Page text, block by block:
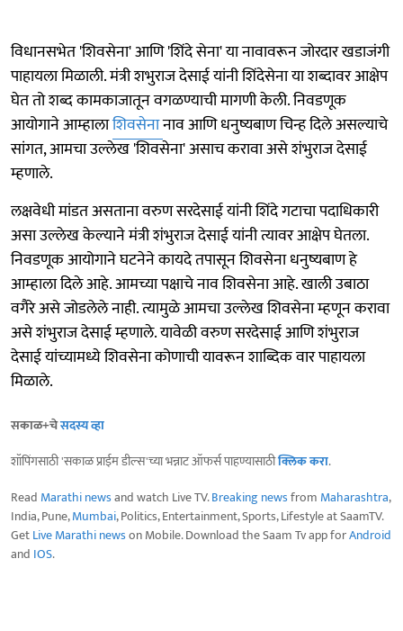
विधानसभेत 'शिवसेना' आणि 'शिंदे सेना' या नावावरून जोरदार खडाजंगी
पाहायला मिळाली. मंत्री शभुराज देसाई यांनी शिंदेसेना या शब्दावर आक्षेप
घेत तो शब्द कामकाजातून वगळण्याची मागणी केली. निवडणूक
आयोगाने आम्हालाशिवसेनानाव आणि धनुष्यबाण चिन्ह दिले असल्याचे
सांगत, आमचा उल्लेख 'शिवसेना' असाच करावा असे शंभुराज देसाई
म्हणाले.
लक्षवेधी मांडत असताना वरुण सरदेसाई यांनी शिंदे गटाचा पदाधिकारी
असा उल्लेख केल्याने मंत्री शंभुराज देसाई यांनी त्यावर आक्षेप घेतला.
निवडणूक आयोगाने घटनेने कायदे तपासून शिवसेना धनुष्यबाण हे
आम्हाला दिले आहे. आमच्या पक्षाचे नाव शिवसेना आहे. खाली उबाठा
वगैरे असे जोडलेले नाही. त्यामुळे आमचा उल्लेख शिवसेना म्हणून करावा
असे शंभुराज देसाई म्हणाले. यावेळी वरुण सरदेसाई आणि शंभुराज
देसाई यांच्यामध्ये शिवसेना कोणाची यावरून शाब्दिक वार पाहायला
मिळाले.
सकाळ+चेसदस्य व्हा
शॉपिंगसाठी 'सकाळ प्राईम डील्स'च्या भन्नाट ऑफर्स पाहण्यासाठीक्लिक करा.
Read Marathi newsand watch Live TV.Breaking newsfrom Maharashtra,
India, Pune,Mumbai, Politics, Entertainment, Sports, Lifestyle at SaamTV.
GetLive Marathi newson Mobile. Download the Saam Tv app forAndroid
and IOS.